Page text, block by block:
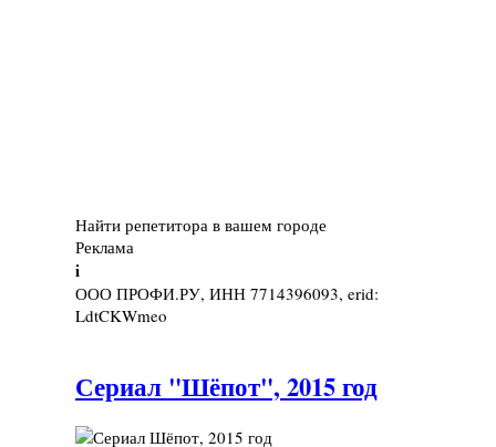
Найти репетитора в вашем городе
Реклама
i
ООО ПРОФИ.РУ, ИНН 7714396093, erid:
LdtCKWmeo
Сериал "Шёпот", 2015 год